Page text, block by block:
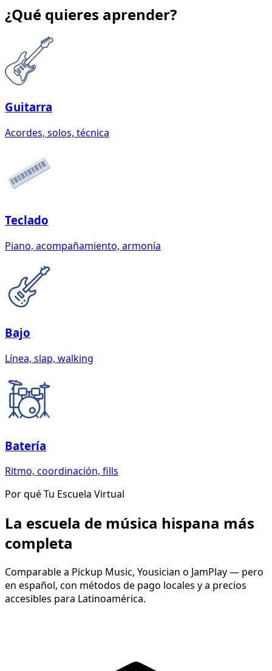
¿Qué quieres aprender?
Guitarra
Acordes, solos, técnica
Teclado
Piano, acompañamiento, armonía
Bajo
Línea, slap, walking
Batería
Ritmo, coordinación, fills
Por qué Tu Escuela Virtual
La escuela de música hispana más
completa
Comparable a Pickup Music, Yousician o JamPlay — pero
en español, con métodos de pago locales y a precios
accesibles para Latinoamérica.